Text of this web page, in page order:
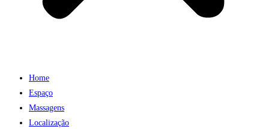
Home
Espaço
Massagens
Localização